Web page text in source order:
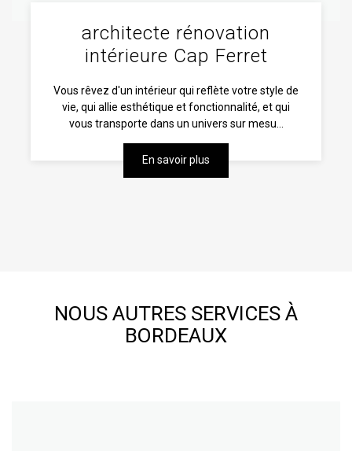
architecte rénovation
intérieure Cap Ferret
Vous rêvez d'un intérieur qui reflète votre style de
vie, qui allie esthétique et fonctionnalité, et qui
vous transporte dans un univers sur mesu...
En savoir plus
NOUS AUTRES SERVICES À
BORDEAUX